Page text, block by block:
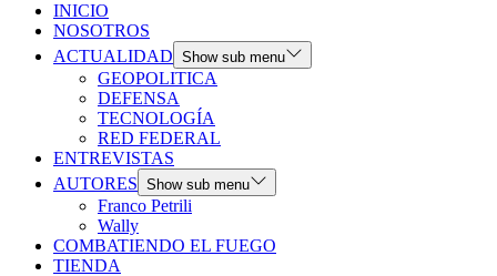
INICIO
NOSOTROS
ACTUALIDAD Show sub menu
GEOPOLITICA
DEFENSA
TECNOLOGÍA
RED FEDERAL
ENTREVISTAS
AUTORES Show sub menu
Franco Petrili
Wally
COMBATIENDO EL FUEGO
TIENDA